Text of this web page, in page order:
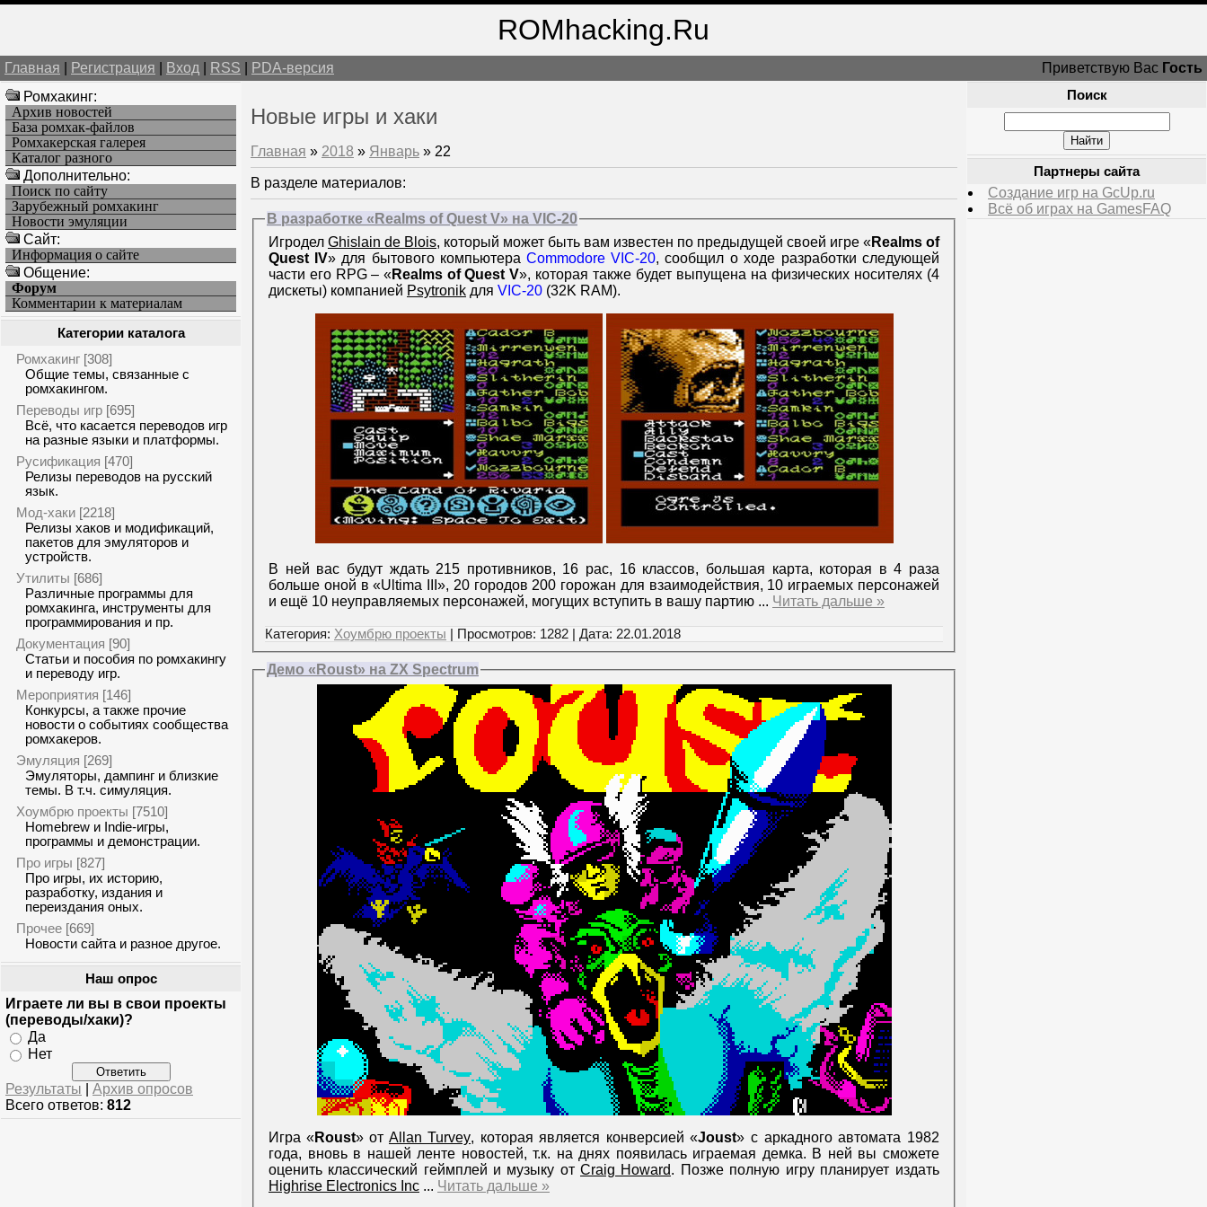
ROMhacking.Ru
Главная Регистрация Вход RSS PDA-версия Приветствую Вас Гость
Ромхакинг:
Архив новостей
База ромхак-файлов
Ромхакерская галерея
Каталог разного
Дополнительно:
Поиск по сайту
Зарубежный ромхакинг
Новости эмуляции
Cайт:
Информация о сайте
Общение:
Форум
Комментарии к материалам
Категории каталога
Ромхакинг [308]
Общие темы, связанные с
ромхакингом.
Переводы игр [695]
Всё, что касается переводов игр
на разные языки и платформы.
Русификация [470]
Релизы переводов на русский
язык.
Мод-хаки [2218]
Релизы хаков и модификаций,
пакетов для эмуляторов и
устройств.
Утилиты [686]
Различные программы для
ромхакинга, инструменты для
программирования и пр.
Документация [90]
Статьи и пособия по ромхакингу
и переводу игр.
Мероприятия [146]
Конкурсы, а также прочие
новости о событиях сообщества
ромхакеров.
Эмуляция [269]
Эмуляторы, дампинг и близкие
темы. В т.ч. симуляция.
Хоумбрю проекты [7510]
Homebrew и Indie-игры,
программы и демонстрации.
Про игры [827]
Про игры, их историю,
разработку, издания и
переиздания оных.
Прочее [669]
Новости сайта и разное другое.
Наш опрос
Играете ли вы в свои проекты
(переводы/хаки)?
Да
Нет
Результаты
Архив опросов
Всего ответов: 812
Новые игры и хаки
Главная » 2018 » Январь » 22
В разделе материалов:
В разработке «Realms of Quest V» на VIC-20
Игродел Ghislain de Blois, который может быть вам известен по предыдущей своей игре «Realms of
Quest IV» для бытового компьютера Commodore VIC-20, сообщил о ходе разработки следующей
части его RPG – «Realms of Quest V», которая также будет выпущена на физических носителях (4
дискеты) компанией Psytronik для VIC-20 (32K RAM).
В ней вас будут ждать 215 противников, 16 рас, 16 классов, большая карта, которая в 4 раза
больше оной в «Ultima III», 20 городов 200 горожан для взаимодействия, 10 играемых персонажей
и ещё 10 неуправляемых персонажей, могущих вступить в вашу партию ... Читать дальше »
Категория: Хоумбрю проекты | Просмотров: 1282 | Дата: 22.01.2018
Демо «Roust» на ZX Spectrum
Игра «Roust» от Allan Turvey, которая является конверсией «Joust» с аркадного автомата 1982
года, вновь в нашей ленте новостей, т.к. на днях появилась играемая демка. В ней вы сможете
оценить классический геймплей и музыку от Craig Howard. Позже полную игру планирует издать
Highrise Electronics Inc ... Читать дальше »
Поиск
Партнеры сайта
Создание игр на GcUp.ru
Всё об играх на GamesFAQ